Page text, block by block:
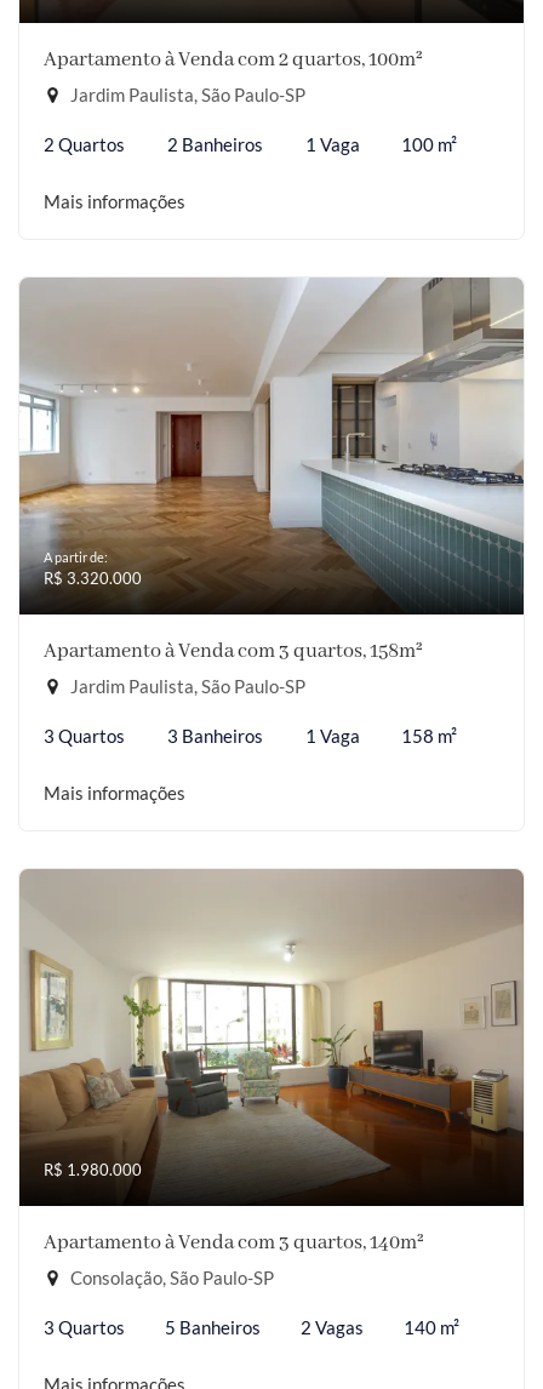
Apartamento à Venda com 2 quartos, 100m²
Jardim Paulista, São Paulo-SP
2 Quartos 2 Banheiros 1 Vaga 100 m²
Mais informações
A partir de:
R$ 3.320.000
Apartamento à Venda com 3 quartos, 158m²
Jardim Paulista, São Paulo-SP
3 Quartos 3 Banheiros 1 Vaga 158 m²
Mais informações
R$ 1.980.000
Apartamento à Venda com 3 quartos, 140m²
Consolação, São Paulo-SP
3 Quartos 5 Banheiros 2 Vagas 140 m²
Mais informações